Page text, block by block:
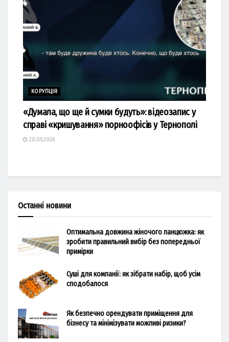
КОРУПЦІЯ
«Думала, що ще й сумки будуть»: відеозапис у
справі «кришування» порноофісів у Тернополі
20.05.2026
Останні новини
Оптимальна довжина жіночого ланцюжка: як
зробити правильний вибір без попередньої
примірки
Суші для компанії: як зібрати набір, щоб усім
сподобалося
Як безпечно орендувати приміщення для
бізнесу та мінімізувати можливі ризики?